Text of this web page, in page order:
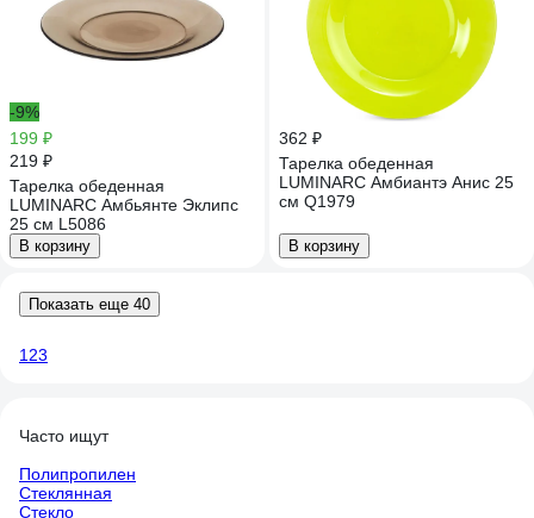
-9%
199 ₽
219 ₽
Тарелка обеденная
LUMINARC Амбьянте Эклипс
25 см L5086
В корзину
362 ₽
Тарелка обеденная
LUMINARC Амбиантэ Анис 25
см Q1979
В корзину
Показать еще 40
1 23
Часто ищут
Полипропилен
Стеклянная
Стекло